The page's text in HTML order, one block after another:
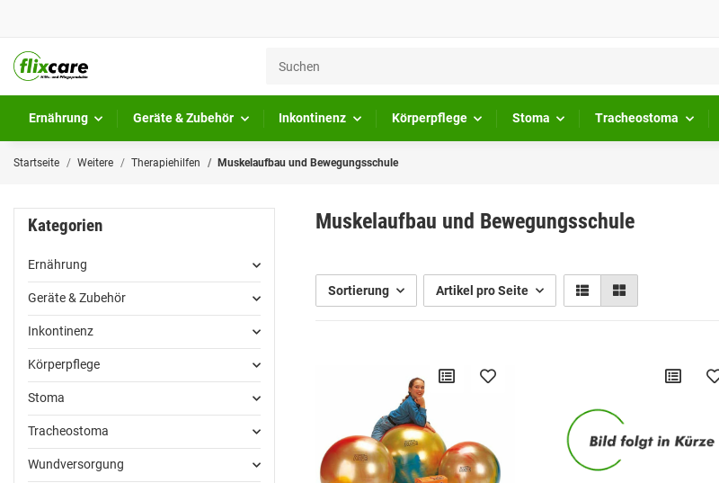
Ernährung Geräte & Zubehör Inkontinenz Körperpflege Stoma Tracheostoma
Startseite Weitere Therapiehilfen Muskelaufbau und Bewegungsschule
Muskelaufbau und Bewegungsschule
Sortierung Artikel pro Seite
Kategorien
Ernährung
Geräte & Zubehör
Inkontinenz
Körperpflege
Stoma
Tracheostoma
Wundversorgung